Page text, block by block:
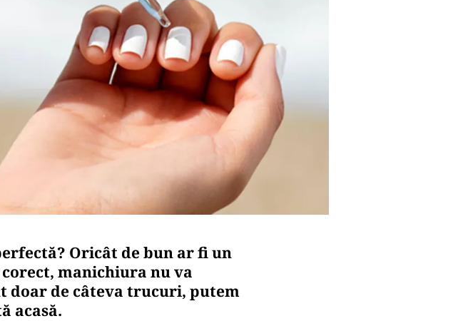
Oricât de bun ar fi un
manichiura nu va
doar de câteva trucuri, putem
acasă.